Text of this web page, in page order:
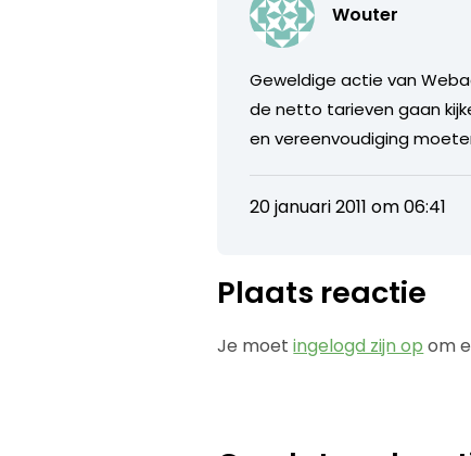
Wouter
Geweldige actie van
de netto tarieven gaan
en vereenvoudiging
20 januari 2011 om 06:41
Plaats reactie
Je moetingelogd zijn op om